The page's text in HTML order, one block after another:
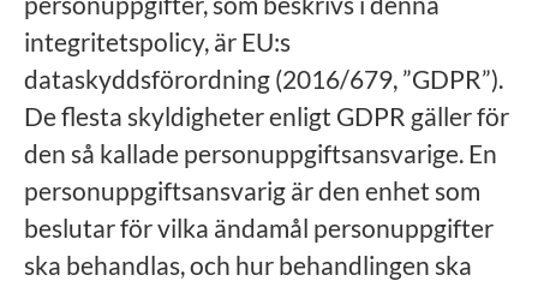
integritetspolicy, är EU:s
dataskyddsförordning (2016/679, ”GDPR”).
De flesta skyldigheter enligt GDPR gäller för
den så kallade personuppgiftsansvarige. En
personuppgiftsansvarig är den enhet som
beslutar för vilka ändamål personuppgifter
ska behandlas, och hur behandlingen ska